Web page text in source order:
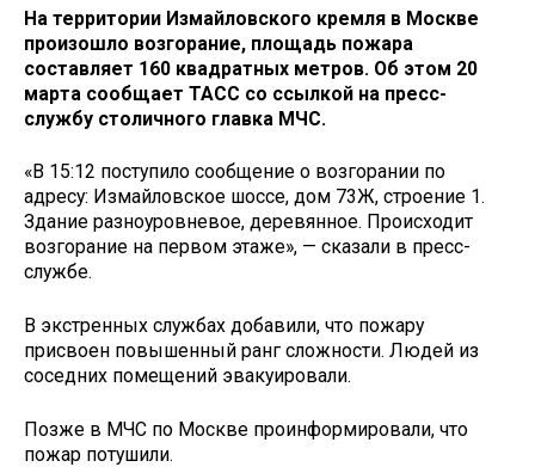
На территории Измайловского кремля в Москве
произошло возгорание, площадь пожара
составляет 160 квадратных метров. Об этом 20
марта сообщает ТАСС со ссылкой на пресс-
службу столичного главка МЧС.
«В 15:12 поступило сообщение о возгорании по
адресу: Измайловское шоссе, дом 73Ж, строение 1.
Здание разноуровневое, деревянное. Происходит
возгорание на первом этаже», — сказали в пресс-
службе.
В экстренных службах добавили, что пожару
присвоен повышенный ранг сложности. Людей из
соседних помещений эвакуировали.
Позже в МЧС по Москве проинформировали, что
пожар потушили.